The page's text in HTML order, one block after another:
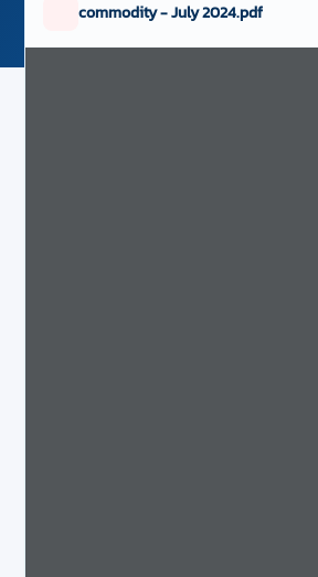
commodity - July 2024.pdf